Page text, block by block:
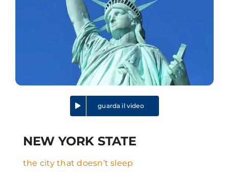
guarda il video
NEW YORK STATE
the city that doesn’t sleep